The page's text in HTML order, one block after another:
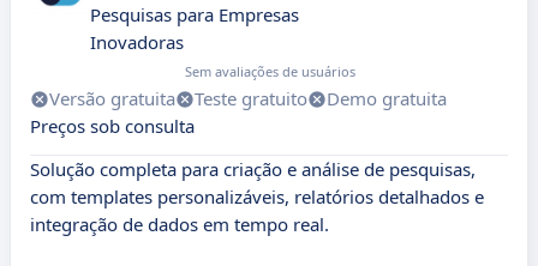
Pesquisas para Empresas
Inovadoras
Sem avaliações de usuários
Versão gratuita Teste gratuito
Demo gratuita
Preços sob consulta
Solução completa para criação e análise de pesquisas,
com templates personalizáveis, relatórios detalhados e
integração de dados em tempo real.